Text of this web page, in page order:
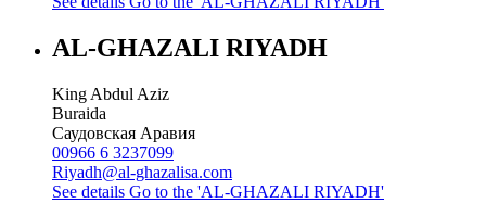
AL-GHAZALI RIYADH
King Abdul Aziz
Buraida
Саудовская Аравия
00966 6 3237099
Riyadh@al-ghazalisa.com
See details Go to the 'AL-GHAZALI RIYADH'